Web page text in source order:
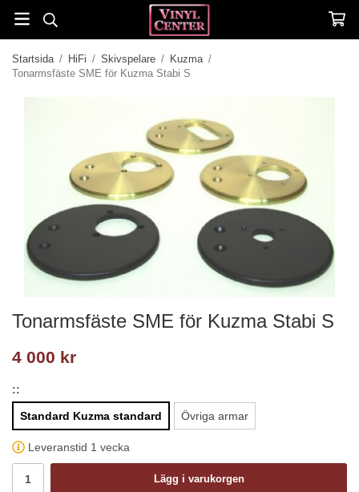
Startsida / HiFi / Skivspelare / Kuzma /
Tonarmsfäste SME för Kuzma Stabi S
Tonarmsfäste SME för Kuzma Stabi S
4 000 kr
::
Standard Kuzma standard Övriga armar
Leveranstid 1 vecka
Lägg i varukorgen